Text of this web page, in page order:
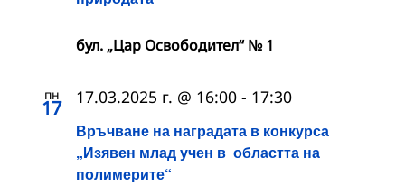
бул. „Цар Освободител“ № 1
пн
17
Връчване на наградата в конкурса
„Изявен млад учен в областта на
полимерите“
17.03.2025 г. @ 16:00 - 17:30